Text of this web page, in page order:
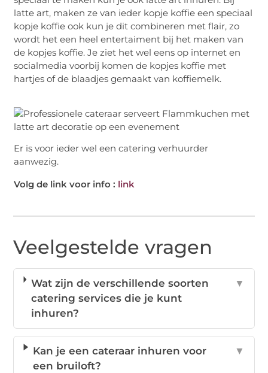
latte art, maken ze van ieder kopje koffie een speciaal
kopje koffie ook kun je dit combineren met flair, zo
wordt het een heel entertaiment bij het maken van
de kopjes koffie. Je ziet het wel eens op internet en
socialmedia voorbij komen de kopjes koffie met
hartjes of de blaadjes gemaakt van koffiemelk.
Er is voor ieder wel een catering verhuurder
aanwezig.
Volg de link voor info : link
Veelgestelde vragen
Wat zijn de verschillende soorten
catering services die je kunt
inhuren?
▼
Kan je een cateraar inhuren voor
een bruiloft?
▼